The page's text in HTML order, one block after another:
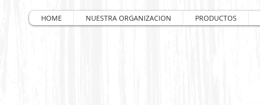
HOME NUESTRA ORGANIZACION PRODUCTOS